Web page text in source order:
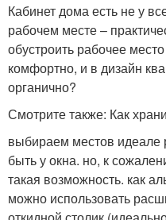
Кабинет дома есть не у
рабочем месте –
обустроить рабочее
комфортно, и в дизайн
органично?
Смотрите также: Как
выбираем местов
быть у окна. но, к
такая возможность. как
можно использовать